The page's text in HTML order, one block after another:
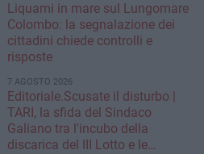
Liquami in mare sul Lungomare
Colombo: la segnalazione dei
cittadini chiede controlli e
risposte
7 AGOSTO 2026
Editoriale.Scusate il disturbo |
TARI, la sfida del Sindaco
Galiano tra l'incubo della
discarica del III Lotto e le